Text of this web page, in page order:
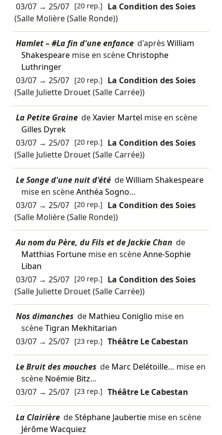
03/07→ 25/07 [20 rep.]
La Condition des Soies
(Salle Molière (Salle Ronde))
Hamlet – #La fin d'une enfance d'après William
Shakespearemise en scène Christophe
Luthringer
03/07→ 25/07 [20 rep.]
La Condition des Soies
(Salle Juliette Drouet (Salle Carrée))
La Petite Graine deXavier Martel mise en scène
Gilles Dyrek
03/07→ 25/07 [20 rep.]
La Condition des Soies
(Salle Juliette Drouet (Salle Carrée))
Le Songe d'une nuit d'été deWilliam Shakespeare
mise en scèneAnthéa Sogno…
03/07→ 25/07 [20 rep.]
La Condition des Soies
(Salle Molière (Salle Ronde))
Au nom du Père, du Fils et de Jackie Chan de
Matthias Fortunemise en scèneAnne-Sophie
Liban
03/07→ 25/07 [20 rep.]
La Condition des Soies
(Salle Juliette Drouet (Salle Carrée))
Nos dimanches de Mathieu Coniglio mise en
scèneTigran Mekhitarian
03/07→ 25/07 [23 rep.] Théâtre Le Cabestan
Le Bruit des mouches de Marc Delétoille… mise en
scène Noémie Bitz…
03/07→ 25/07 [23 rep.] Théâtre Le Cabestan
La Clairière deStéphane Jaubertiemise en scène
Jérôme Wacquiez